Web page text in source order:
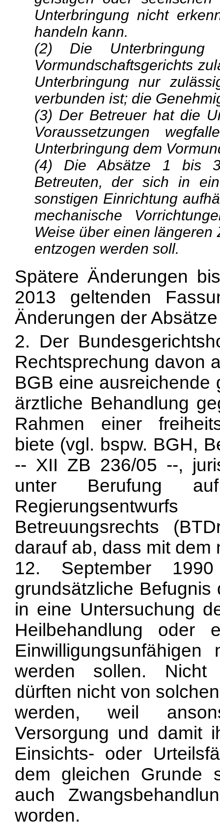
Unterbringung nicht
handeln kann.
(2) Die
Vormundschaftsgerichts
Unterbringung nur
verbunden ist; die
(3) Der Betreuer hat die
Voraussetzungen
Unterbringung dem
(4) Die Absätze 1 bis 3
Betreuten, der sich in
sonstigen Einrichtung
mechanische
Weise über einen
entzogen werden soll.
Spätere Änderungen
2013 geltenden
Änderungen der
2. Der
Rechtsprechung davon
BGB eine ausreichende
ärztliche Behandlung
Rahmen einer
biete (vgl. bspw. BGH,
-- XII ZB 236/05 --,
unter Berufung
Betreuungsrechts
darauf ab, dass mit
12. September
grundsätzliche
in eine Untersuchung
Heilbehandlung oder
werden sollen. Nicht
dürften nicht von
werden, weil
Versorgung und damit
Einsichts- oder
dem gleichen Grunde
auch
worden.